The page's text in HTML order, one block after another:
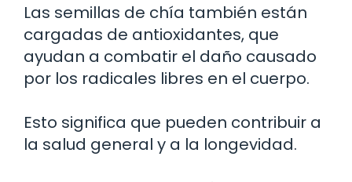
Las semillas de chía también están
cargadas de antioxidantes, que
ayudan a combatir el daño causado
por los radicales libres en el cuerpo.
Esto significa que pueden contribuir a
la salud general y a la longevidad.